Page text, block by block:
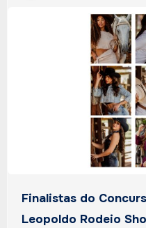
Finalistas do Concurso Rainha do Pedro
Leopoldo Rodeio